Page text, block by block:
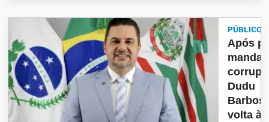
PÚBLICO
Após
Dudu
volta à